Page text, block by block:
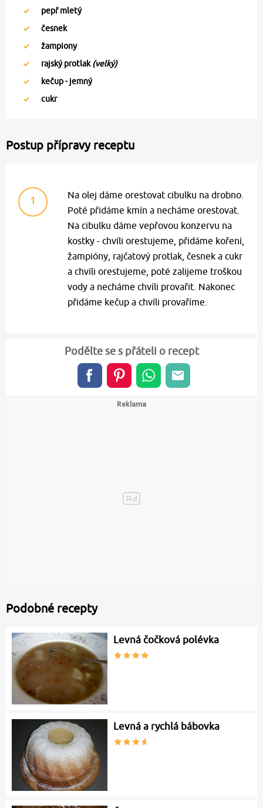
pepř mletý
česnek
žampiony
rajský protlak(velký)
kečup - jemný
cukr
Postup přípravy receptu
1
Na olej dáme orestovat cibulku na drobno.
Poté přidáme kmín a necháme orestovat.
Na cibulku dáme vepřovou konzervu na
kostky - chvíli orestujeme, přidáme koření,
žampióny, rajčatový protlak, česnek a cukr
a chvíli orestujeme, poté zalijeme troškou
vody a necháme chvíli provařit. Nakonec
přidáme kečup a chvíli provaříme.
Podělte se s přáteli o recept
Podobné recepty
Levná čočková polévka
Levná a rychlá bábovka